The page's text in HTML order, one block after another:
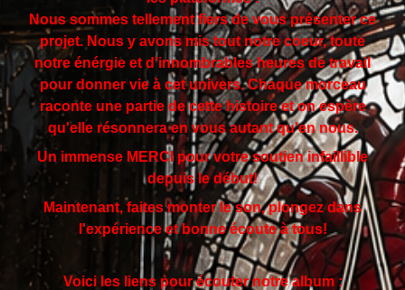
Nous sommes tellement fiers de vous présenter ce
projet. Nous y avons mis tout notre coeur, toute
notre énérgie et d'innombrables heures de travail
pour donner vie à cet univers. Chaque morceau
raconte une partie de cette histoire et on espère
qu'elle résonnera en vous autant qu'en nous.
Un immense MERCI pour votre soutien infaillible
depuis le début!
Maintenant, faites monter le son, plongez dans
l'expérience et bonne écoute à tous!
Voici les liens pour écouter notre album :